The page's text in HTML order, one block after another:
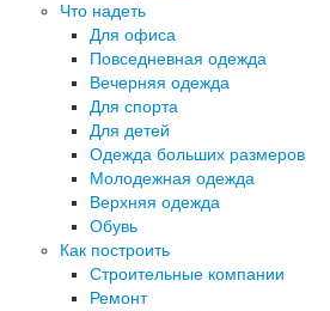
Что надеть
Для офиса
Повседневная одежда
Вечерняя одежда
Для спорта
Для детей
Одежда больших размеров
Молодежная одежда
Верхняя одежда
Обувь
Как построить
Строительные компании
Ремонт